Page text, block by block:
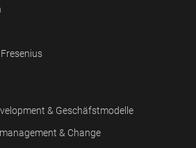
& Geschäfstmodelle
& Change